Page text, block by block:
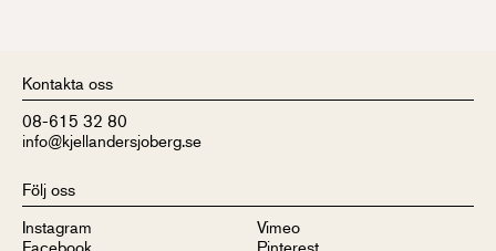
Kontakta oss
08-615 32 80
info@kjellandersjoberg.se
Följ oss
Instagram
Facebook
Vimeo
Pinterest